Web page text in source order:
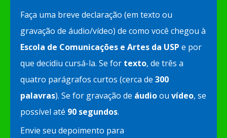
Faça uma breve declaração (em texto ou
gravação de áudio/vídeo) de como você chegou à
Escola de Comunicações e Artes da USP e por
que decidiu cursá-la. Se for texto, de três a
quatro parágrafos curtos (cerca de 300
palavras). Se for gravação de áudioou vídeo, se
possível até 90 segundos.
Envie seu depoimento para